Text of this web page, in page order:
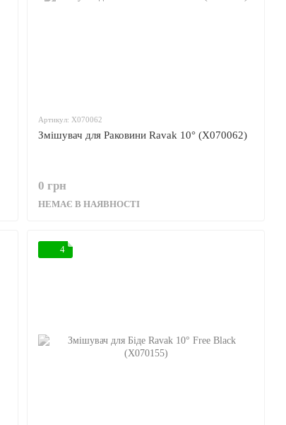
Артикул: X070062
Змішувач для Раковини Ravak 10° (X070062)
0 грн
НЕМАЄ В НАЯВНОСТІ
4